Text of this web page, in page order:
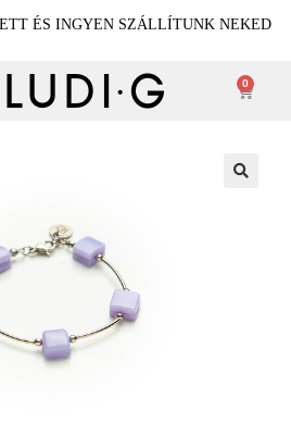
ÉS INGYEN SZÁLLÍTUNK NEKED
0